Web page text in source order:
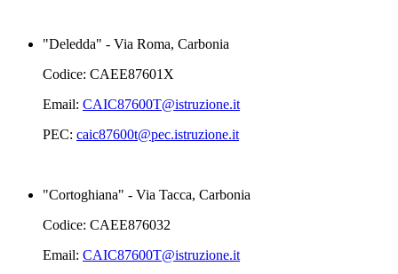
"Deledda" - Via Roma, Carbonia
Codice: CAEE87601X
Email: CAIC87600T@istruzione.it
PEC: caic87600t@pec.istruzione.it
"Cortoghiana" - Via Tacca, Carbonia
Codice: CAEE876032
Email: CAIC87600T@istruzione.it